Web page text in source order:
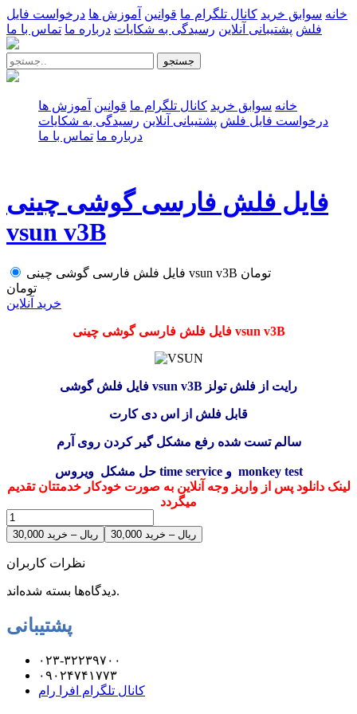
خانه سوابق خرید کانال تلگرام ما قوانین آموزش ها درخواست فایل
فلش پشتیبانی آنلاین رسیدگی به شکایات درباره ما تماس با ما
جستجو
خانه سوابق خرید کانال تلگرام ما قوانین آموزش ها
درخواست فایل فلش پشتیبانی آنلاین رسیدگی به شکایات
درباره ما تماس با ما
فایل فلش فارسی گوشی چینی
vsun v3B
فایل فلش فارسی گوشی چینی vsun v3B تومان
تومان
خرید آنلاین
فایل فلش فارسی گوشی چینی vsun v3B
فایل فلش گوشی vsun v3B رایت از فلش تولز
قابل فلش از اس دی کارت
سالم تست شدهرفع مشکل گیر کردن روی آرم
حل مشکل ویروس time service و monkey test
لینک دانلود پس از واریز وجه آنلاین به صورت خودکار خدمتتان تقدیم
میگردد
30,000 ریال – خرید
نظرات کاربران
دیدگاه‌ها بسته شده‌اند.
پشتیبانی
۰۲۳-۳۲۲۳۹۷۰۰
۰۹۰۲۴۷۴۱۷۷۳
کانال تلگرام افرا رام